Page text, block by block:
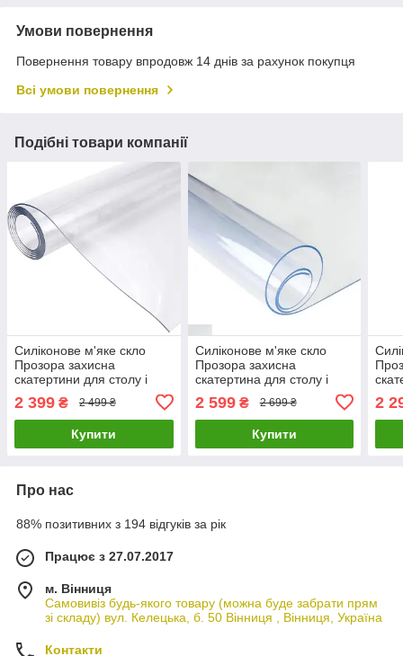
Умови повернення
Повернення товару впродовж 14 днів за рахунок покупця
Всі умови повернення
Подібні товари компанії
Силіконове м'яке скло
Прозора захисна
скатертини для столу і
(2.3х1.0м) товщина 2 мм
2 399 ₴ 2 499 ₴
Купити
Силіконове м'яке скло
Прозора захисна
скатертина для столу і
(2.5х1.0м) товщина 2 мм
2 599₴ 2 699 ₴
Купити
2
Про нас
88% позитивних з 194 відгуків за рік
Працює з 27.07.2017
м. Вінниця
Самовивіз будь-якого товару (можна буде забрати прям
зі складу) вул. Келецька, б. 50 Вінниця , Вінниця, Україна
Контакти